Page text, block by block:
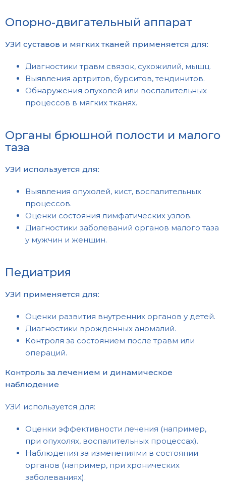
Опорно-двигательный аппарат
УЗИ суставов и мягких тканей применяется для:
Диагностики травм связок, сухожилий, мышц.
Выявления артритов, бурситов, тендинитов.
Обнаружения опухолей или воспалительных
процессов в мягких тканях.
Органы брюшной полости и малого
таза
УЗИ используется для:
Выявления опухолей, кист, воспалительных
процессов.
Оценки состояния лимфатических узлов.
Диагностики заболеваний органов малого таза
у мужчин и женщин.
Педиатрия
УЗИ применяется для:
Оценки развития внутренних органов у детей.
Диагностики врожденных аномалий.
Контроля за состоянием после травм или
операций.
Контроль за лечением и динамическое
наблюдение
УЗИ используется для:
Оценки эффективности лечения (например,
при опухолях, воспалительных процессах).
Наблюдения за изменениями в состоянии
органов (например, при хронических
заболеваниях).